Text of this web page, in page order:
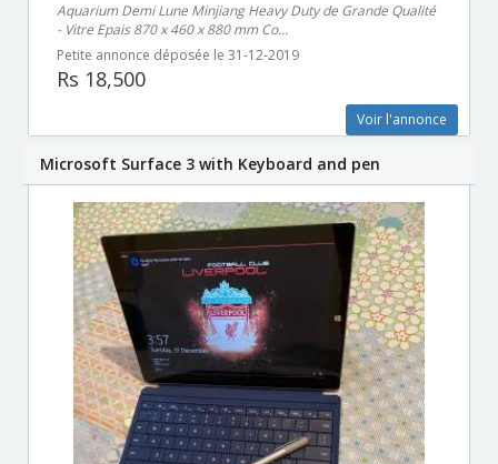
Aquarium Demi Lune Minjiang Heavy Duty de Grande Qualité
- Vitre Epais 870 x 460 x 880 mm Co...
Petite annonce déposée le 31-12-2019
Rs 18,500
Voir l'annonce
Microsoft Surface 3 with Keyboard and pen